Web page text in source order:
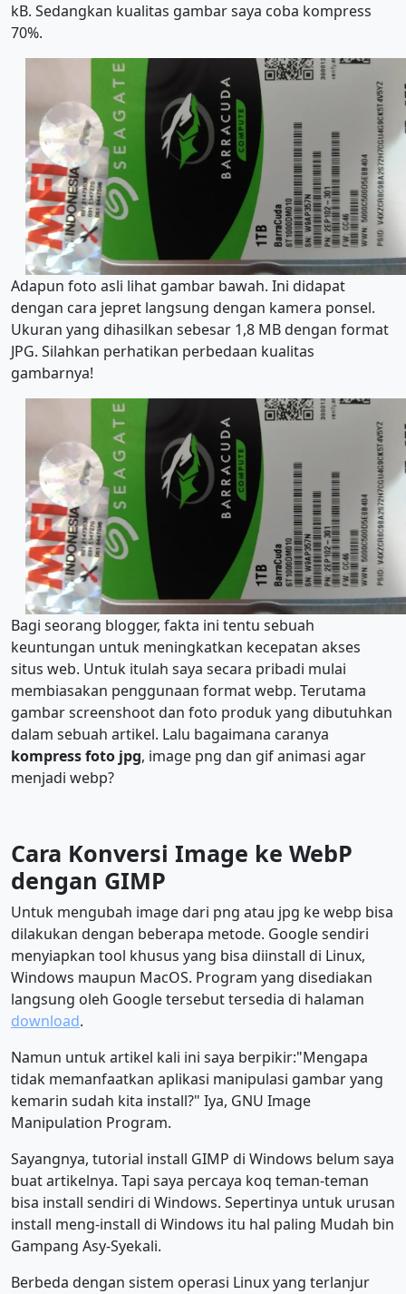
kB. Sedangkan kualitas gambar saya coba kompress
70%.
Adapun foto asli lihat gambar bawah. Ini didapat
dengan cara jepret langsung dengan kamera ponsel.
Ukuran yang dihasilkan sebesar 1,8 MB dengan format
JPG. Silahkan perhatikan perbedaan kualitas
gambarnya!
Bagi seorang blogger, fakta ini tentu sebuah
keuntungan untuk meningkatkan kecepatan akses
situs web. Untuk itulah saya secara pribadi mulai
membiasakan penggunaan format webp. Terutama
gambar screenshoot dan foto produk yang dibutuhkan
dalam sebuah artikel. Lalu bagaimana caranya
kompress foto jpg, image png dan gif animasi agar
menjadi webp?
Cara Konversi Image ke WebP
dengan GIMP
Untuk mengubah image dari png atau jpg ke webp bisa
dilakukan dengan beberapa metode. Google sendiri
menyiapkan tool khusus yang bisa diinstall di Linux,
Windows maupun MacOS. Program yang disediakan
langsung oleh Google tersebut tersedia di halaman
download.
Namun untuk artikel kali ini saya berpikir:"Mengapa
tidak memanfaatkan aplikasi manipulasi gambar yang
kemarin sudah kita install?" Iya, GNU Image
Manipulation Program.
Sayangnya, tutorial install GIMP di Windows belum saya
buat artikelnya. Tapi saya percaya koq teman-teman
bisa install sendiri di Windows. Sepertinya untuk urusan
install meng-install di Windows itu hal paling Mudah bin
Gampang Asy-Syekali.
Berbeda dengan sistem operasi Linux yang terlanjur